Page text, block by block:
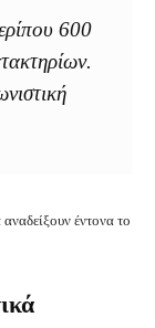
600
έντονα το